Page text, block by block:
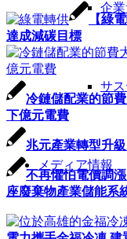
企
サ
メディア情報
【綠
達成減碳目標
冷鏈儲配業的節
下億元電費
兆元產業轉型升
不再懼怕電價調
座廢棄物產業儲能系